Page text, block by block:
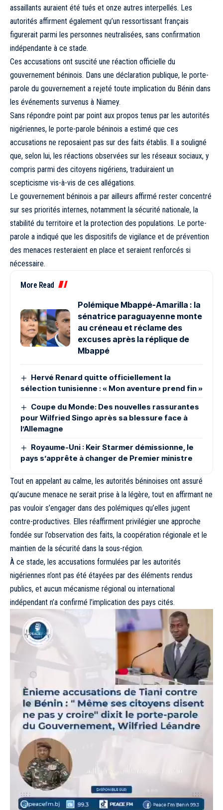
assaillants auraient été tués et onze autres interpellés. Les
autorités affirment également qu’un ressortissant français
figurerait parmi les personnes neutralisées, sans confirmation
indépendante à ce stade.
Ces accusations ont suscité une réaction officielle du
gouvernement béninois. Dans une déclaration publique, le porte-
parole du gouvernement a rejeté toute implication du Bénin dans
les événements survenus à Niamey.
Sans répondre point par point aux propos tenus par les autorités
nigériennes, le porte-parole béninois a estimé que ces
accusations ne reposaient pas sur des faits établis. Il a souligné
que, selon lui, les réactions observées sur les réseaux sociaux, y
compris parmi des citoyens nigériens, traduiraient un
scepticisme vis-à-vis de ces allégations.
Le gouvernement béninois a par ailleurs affirmé rester concentré
sur ses priorités internes, notamment la sécurité nationale, la
stabilité du territoire et la protection des populations. Le porte-
parole a indiqué que les dispositifs de vigilance et de prévention
des menaces resteraient en place et seraient renforcés si
nécessaire.
More Read
Polémique Mbappé-Amarilla : la
sénatrice paraguayenne monte
au créneau et réclame des
excuses après la réplique de
Mbappé
Hervé Renard quitte officiellement la
sélection tunisienne : « Mon aventure prend fin »
Coupe du Monde: Des nouvelles rassurantes
pour Wilfried Singo après sa blessure face à
l’Allemagne
Royaume-Uni : Keir Starmer démissionne, le
pays s’apprête à changer de Premier ministre
Tout en appelant au calme, les autorités béninoises ont assuré
qu’aucune menace ne serait prise à la légère, tout en affirmant ne
pas vouloir s’engager dans des polémiques qu’elles jugent
contre-productives. Elles réaffirment privilégier une approche
fondée sur l’observation des faits, la coopération régionale et le
maintien de la sécurité dans la sous-région.
À ce stade, les accusations formulées par les autorités
nigériennes n’ont pas été étayées par des éléments rendus
publics, et aucun mécanisme régional ou international
indépendant n’a confirmé l’implication des pays cités.